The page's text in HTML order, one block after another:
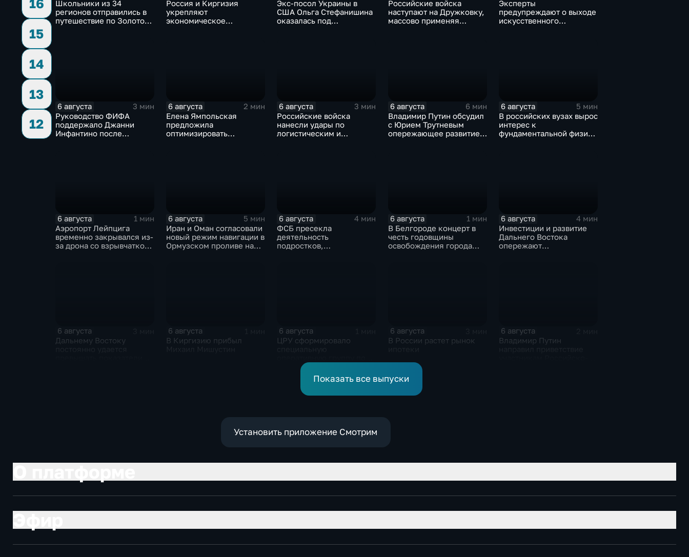
16
15
14
13
12
Школьники из 34
регионов отправились в
путешествие по Золотому
Россия и Киргизия
укрепляют
экономическое
Экс-посол Украины в
США Ольга Стефанишина
оказалась под
Российские войска
наступают на Дружковку,
массово применяя
Эксперты
предупреждают о выходе
искусственного
6 августа
3 мин
Руководство ФИФА
поддержало Джанни
Инфантино после
6 августа
2 мин
Елена Ямпольская
предложила
оптимизировать
6 августа
3 мин
Российские войска
нанесли удары по
логистическим и
6 августа
6 мин
Владимир Путин обсудил
с Юрием Трутневым
опережающее развитие
6 августа
5 мин
В российских вузах вырос
интерес к
фундаментальной физике
6 августа
1 мин
Аэропорт Лейпцига
временно закрывался из-
за дрона со взрывчаткой
6 августа
5 мин
Иран и Оман согласовали
новый режим навигации в
Ормузском проливе на
6 августа
4 мин
ФСБ пресекла
деятельность
подростков,
6 августа
1 мин
В Белгороде концерт в
честь годовщины
освобождения города
6 августа
4 мин
Инвестиции и развитие
Дальнего Востока
опережают
6 августа
Дальнему Востоку
6 августа
В Киргизию прибыл
6 августа
ЦРУ сформировало
смене власти на Кубе.
6 августа
В России растет рынок
6 августа
Владимир Путин
Показать все выпуски
Установить приложение Смотрим